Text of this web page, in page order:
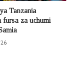
Tanzania
fursa za uchumi